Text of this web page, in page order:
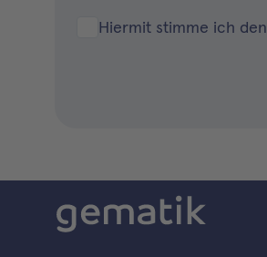
Hiermit stimme ich den